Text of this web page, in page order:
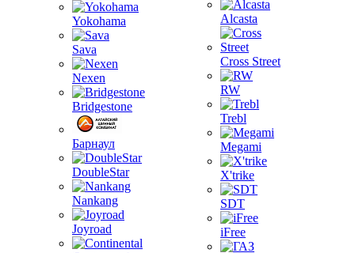
Yokohama
Sava
Nexen
Bridgestone
Барнаул
DoubleStar
Nankang
Joyroad
Alcasta
Cross Street
RW
Trebl
Megami
X'trike
SDT
iFree